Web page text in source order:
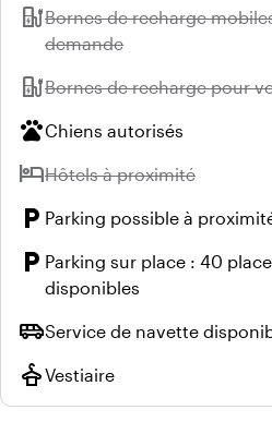
ev_stationIndisponible :
Bornes de recharge
demande
ev_stationIndisponible :
Bornes de recharge pour
petsChiens autorisés
hotelIndisponible :
Hôtels à proximité
local_parking Parking possible à
local_parking Parking sur place : 40
disponibles
airport_shuttleService de navette
stylerVestiaire